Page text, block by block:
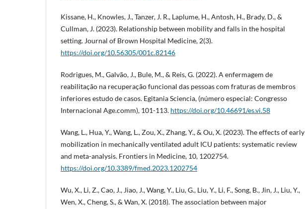
Kissane, H., Knowles, J., Tanzer, J. R., Laplume, H., Antosh, H., Brady, D., &
Cullman, J. (2023). Relationship between mobility and falls in the hospital
setting. Journal of Brown Hospital Medicine, 2(3).
https://doi.org/10.56305/001c.82146
Rodrigues, M., Galvão, J., Bule, M., & Reis, G. (2022). A enfermagem de
reabilitação na recuperação funcional das pessoas com fraturas de membros
inferiores estudo de casos. Egitania Sciencia, (número especial: Congresso
Internacional Age.comm), 101-113. https://doi.org/10.46691/es.vi.58
Wang, L., Hua, Y., Wang, L., Zou, X., Zhang, Y., & Ou, X. (2023). The effects of early
mobilization in mechanically ventilated adult ICU patients: systematic review
and meta-analysis. Frontiers in Medicine, 10, 1202754.
https://doi.org/10.3389/fmed.2023.1202754
Wu, X., Li, Z., Cao, J., Jiao, J., Wang, Y., Liu, G., Liu, Y., Li, F., Song, B., Jin, J., Liu, Y.,
Wen, X., Cheng, S., & Wan, X. (2018). The association between major